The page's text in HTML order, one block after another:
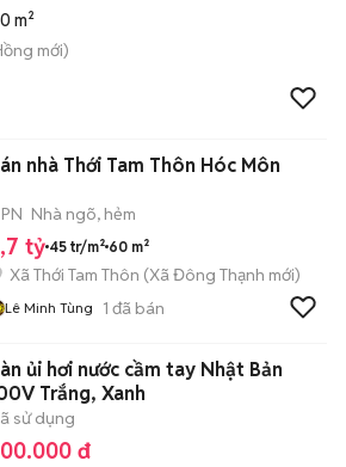
m²
mới)
nhà Thới Tam Thôn Hóc Môn
Nhà ngõ, hẻm
tỷ 45 tr/m² 60 m²
Xã Thới Tam Thôn (Xã Đông Thạnh mới)
Lê Minh Tùng 1 đã bán
ủi hơi nước cầm tay Nhật Bản
Trắng, Xanh
sử dụng
đ